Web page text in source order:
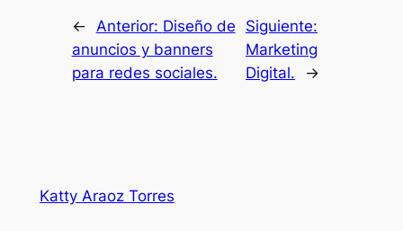
← Anterior: Diseño de
anuncios y banners
para redes sociales.
Siguiente:
Marketing
Digital.
→
Katty Araoz Torres